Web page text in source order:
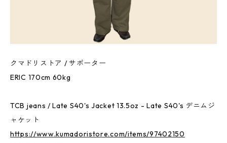
クマドリストア / サポーター
ERIC 170cm 60kg
TCB jeans / Late S40's Jacket 13.5oz - Late S40's デニムジ
ャケット
https://www.kumadoristore.com/items/97402150